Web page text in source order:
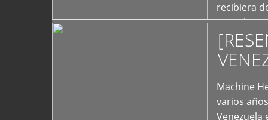
recibiera
Store los
Machine
varios
Venezuela